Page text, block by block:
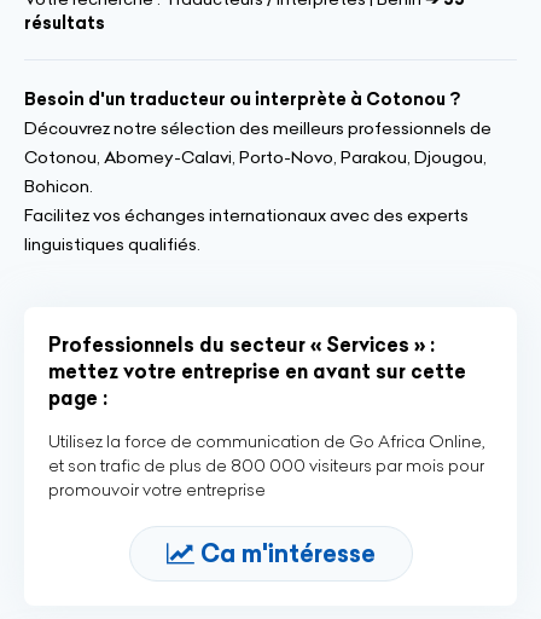
résultats
Besoin d'un traducteur ou interprète à Cotonou ?
Découvrez notre sélection des meilleurs professionnels de
Cotonou, Abomey-Calavi, Porto-Novo, Parakou, Djougou,
Bohicon.
Facilitez vos échanges internationaux avec des experts
linguistiques qualifiés.
Professionnels du secteur « Services » :
mettez votre entreprise en avant sur cette
page :
Utilisez la force de communication de Go Africa Online,
et son trafic de plus de 800 000 visiteurs par mois pour
promouvoir votre entreprise
Ca m'intéresse